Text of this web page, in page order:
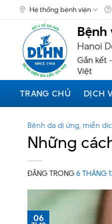
Hệ thống bệnh viện
Bệnh
Hanoi
Gắn kết
Việt
TRANG CHỦ
DỊCH
Bệnh da dị ứng, miễn
Những
ĐĂNG TRONG6 THÁNG
06